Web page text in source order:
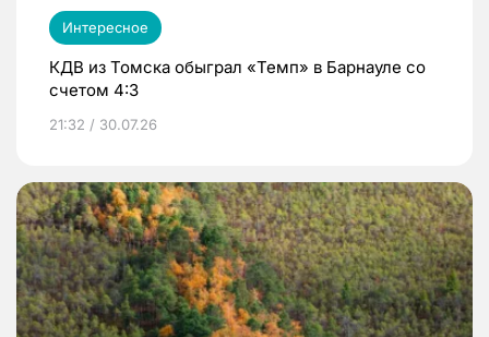
Интересное
КДВ из Томска обыграл «Темп» в Барнауле со
счетом 4:3
21:32 / 30.07.26